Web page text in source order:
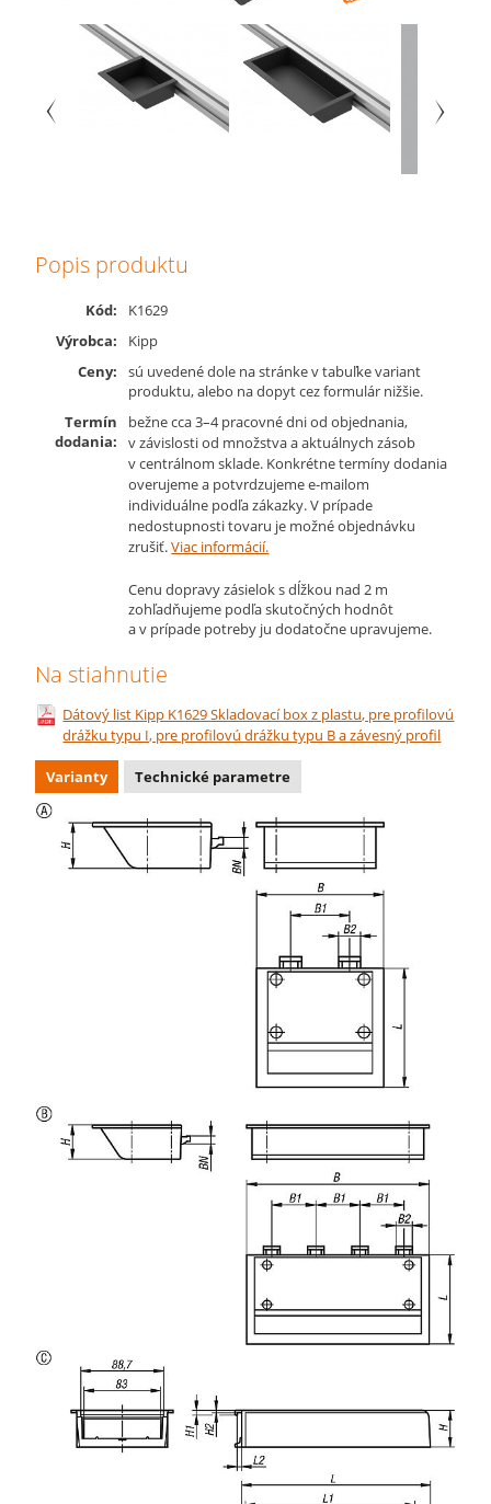
Popis produktu
Kód:
K1629
Výrobca:
Kipp
Ceny:
sú uvedené dole na stránke v tabuľke variant
produktu, alebo na dopyt cez formulár nižšie.
Termín
dodania:
bežne cca 3–4 pracovné dni od objednania,
v závislosti od množstva a aktuálnych zásob
v centrálnom sklade. Konkrétne termíny dodania
overujeme a potvrdzujeme e-mailom
individuálne podľa zákazky. V prípade
nedostupnosti tovaru je možné objednávku
zrušiť.Viac informácií.
Cenu dopravy zásielok s dĺžkou nad 2 m
zohľadňujeme podľa skutočných hodnôt
a v prípade potreby ju dodatočne upravujeme.
Na stiahnutie
Dátový list Kipp K1629 Skladovací box z plastu, pre profilovú
drážku typu I, pre profilovú drážku typu B a závesný profil
Varianty Technické parametre